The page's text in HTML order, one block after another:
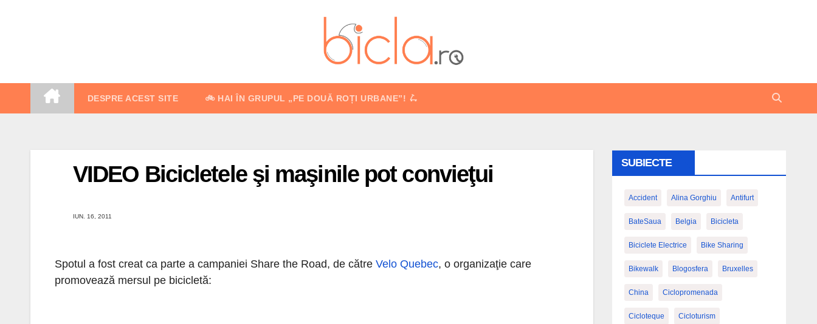
DESPRE ACEST SITE 🚲 HAI ÎN GRUPUL „PE DOUĂ ROȚI URBANE”! 🛴
VIDEO Bicicletele şi maşinile pot convieţui
IUN. 16, 2011
Spotul a fost creat ca parte a campaniei Share the Road, de către Velo Quebec, o organizaţie care
promovează mersul pe bicicletă:
SUBIECTE
Accident Alina Gorghiu Antifurt
BateSaua Belgia Bicicleta
Biciclete Electrice Bike Sharing
Bikewalk Blogosfera Bruxelles
China Ciclopromenada
Cicloteque Cicloturism